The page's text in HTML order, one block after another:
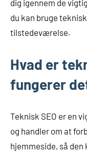
dig igennem de
du kan bruge
tilstedeværelse.
Hvad er
fungerer
Teknisk SEO er en
og handler om at
hjemmeside, så den